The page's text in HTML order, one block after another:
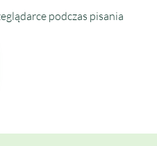
podczas pisania